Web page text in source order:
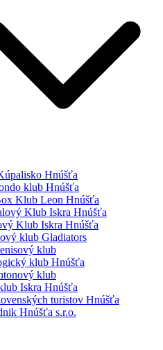
Hnúšťa
klub Hnúšťa
Klub Leon Hnúšťa
Klub Iskra Hnúšťa
Klub Iskra Hnúšťa
klub Gladiators
klub
klub Hnúšťa
klub
Iskra Hnúšťa
turistov Hnúšťa
Hnúšťa s.r.o.